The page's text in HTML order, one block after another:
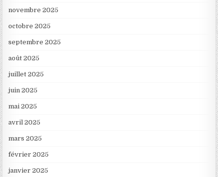
novembre 2025
octobre 2025
septembre 2025
août 2025
juillet 2025
juin 2025
mai 2025
avril 2025
mars 2025
février 2025
janvier 2025